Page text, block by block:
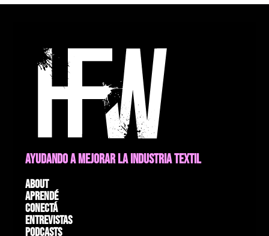
AYUDANDO A MEJORAR LA INDUSTRIA TEXTIL
About
Aprendé
Conectá
Entrevistas
Podcasts